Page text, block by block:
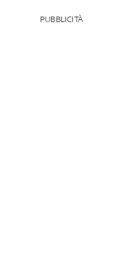
PUBBLICITÀ